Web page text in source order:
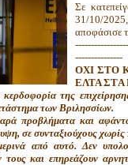
Σε
31/10/
αποφάσισε
---------------
ΟΧΙ ΣΤΟ
ΕΛΤΑ ΣΤA
της
των Βριλησσίων.
προβλήματα και
σε συνταξιούχους
από αυτό. Δεν
τους και επηρεάζουν